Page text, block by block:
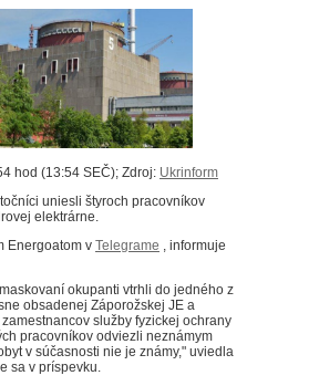
hod (13:54 SEČ); Zdroj: Ukrinform
uniesli štyroch pracovníkov
elektrárne.
Energoatom v Telegrame , informuje
okupanti vtrhli do jedného z
obsadenej Záporožskej JE a
služby fyzickej ochrany
pracovníkov odviezli neznámym
v súčasnosti nie je známy," uviedla
sa v príspevku.